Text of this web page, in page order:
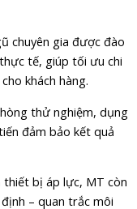
chuyên gia được đào
tế, giúp tối ưu chi
khách hàng.
thử nghiệm, dụng
đảm bảo kết quả
thiết bị áp lực, MT còn
– quan trắc môi